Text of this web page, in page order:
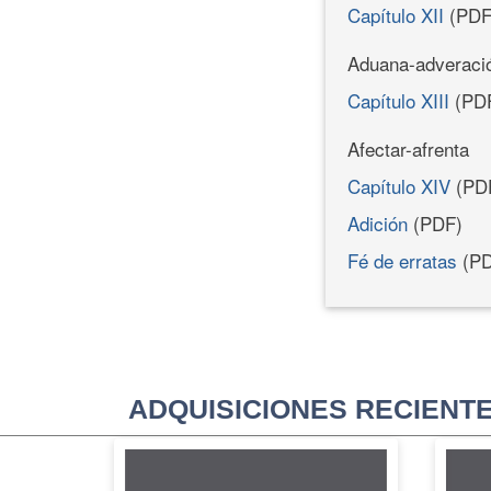
Capítulo XII
Aduana-
Capítulo XIII
Afectar-afrenta
Capítulo XIV
Adición (PDF)
Fé de erratas
ADQUISICIONES